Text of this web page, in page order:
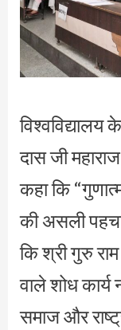
दास जी
कहा कि
की असली
कि श्री गुरु
वाले शोध
समाज और